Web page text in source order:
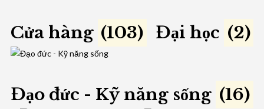
Cửa hàng (103) Đại học (2)
Đạo đức - Kỹ năng sống (16)